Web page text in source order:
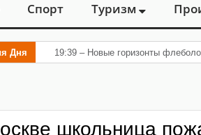
Спорт Туризм
Дня 19:39 – Новые горизонты
школьница